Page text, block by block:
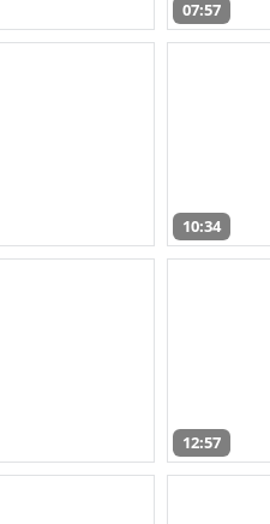
07:57
10:34
12:57